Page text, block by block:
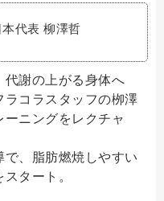
代表 柳澤哲
謝の上がる身体へ
コラスタッフの栁澤
ニングをレクチャ
、脂肪燃焼しやすい
タート。